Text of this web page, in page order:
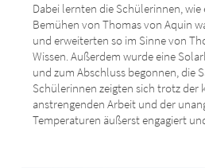
Dabei lernten die Schülerinnen, wie
Bemühen von Thomas von Aquin
und erweiterten so im Sinne von
Wissen. Außerdem wurde eine
und zum Abschluss begonnen, die
Schülerinnen zeigten sich trotz der
anstrengenden Arbeit und der
Temperaturen äußerst engagiert